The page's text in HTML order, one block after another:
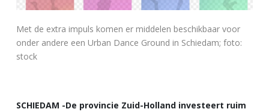
Met de extra impuls komen er middelen beschikbaar voor
onder andere een Urban Dance Ground in Schiedam; foto:
stock
SCHIEDAM -De provincie Zuid-Holland investeert ruim